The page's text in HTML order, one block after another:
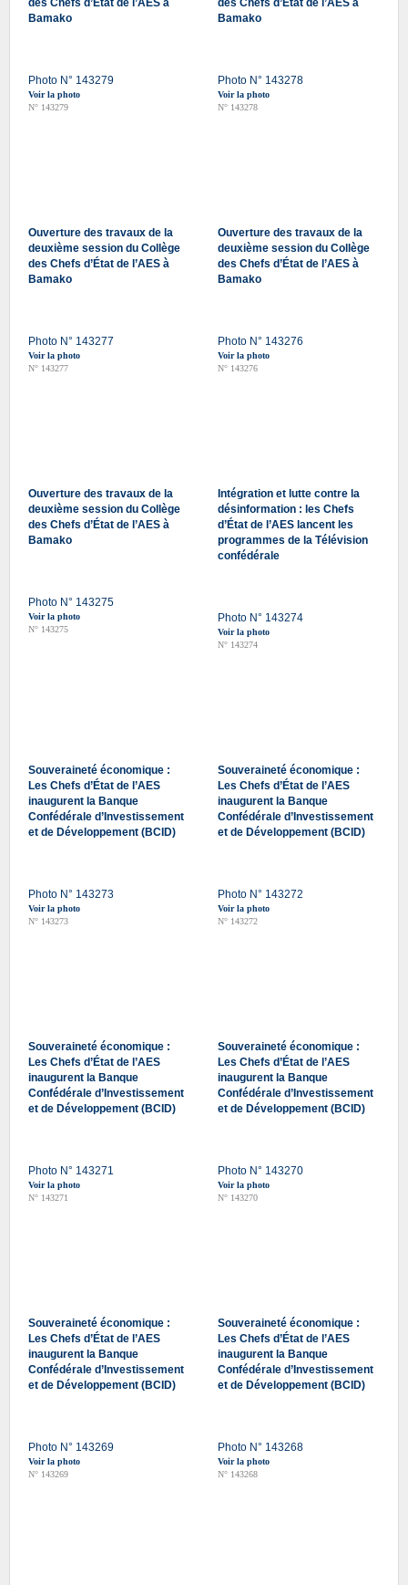
des Chefs d’État de l’AES à
Bamako
Photo N° 143279
Voir la photo
N° 143279
des Chefs d’État de l’AES à
Bamako
Photo N° 143278
Voir la photo
N° 143278
Ouverture des travaux de la
deuxième session du Collège
des Chefs d’État de l’AES à
Bamako
Photo N° 143277
Voir la photo
N° 143277
Ouverture des travaux de la
deuxième session du Collège
des Chefs d’État de l’AES à
Bamako
Photo N° 143276
Voir la photo
N° 143276
Ouverture des travaux de la
deuxième session du Collège
des Chefs d’État de l’AES à
Bamako
Photo N° 143275
Voir la photo
N° 143275
Intégration et lutte contre la
désinformation : les Chefs
d’État de l’AES lancent les
programmes de la Télévision
confédérale
Photo N° 143274
Voir la photo
N° 143274
Souveraineté économique :
Les Chefs d’État de l’AES
inaugurent la Banque
Confédérale d’Investissement
et de Développement (BCID)
Photo N° 143273
Voir la photo
N° 143273
Souveraineté économique :
Les Chefs d’État de l’AES
inaugurent la Banque
Confédérale d’Investissement
et de Développement (BCID)
Photo N° 143272
Voir la photo
N° 143272
Souveraineté économique :
Les Chefs d’État de l’AES
inaugurent la Banque
Confédérale d’Investissement
et de Développement (BCID)
Photo N° 143271
Voir la photo
N° 143271
Souveraineté économique :
Les Chefs d’État de l’AES
inaugurent la Banque
Confédérale d’Investissement
et de Développement (BCID)
Photo N° 143270
Voir la photo
N° 143270
Souveraineté économique :
Les Chefs d’État de l’AES
inaugurent la Banque
Confédérale d’Investissement
et de Développement (BCID)
Photo N° 143269
Voir la photo
N° 143269
Souveraineté économique :
Les Chefs d’État de l’AES
inaugurent la Banque
Confédérale d’Investissement
et de Développement (BCID)
Photo N° 143268
Voir la photo
N° 143268